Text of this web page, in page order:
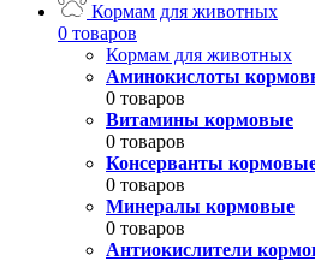
Кормам для животных
0 товаров
Кормам для животных
Аминокислоты
0 товаров
Витамины кормовые
0 товаров
Консерванты
0 товаров
Минералы кормовые
0 товаров
Антиокислители